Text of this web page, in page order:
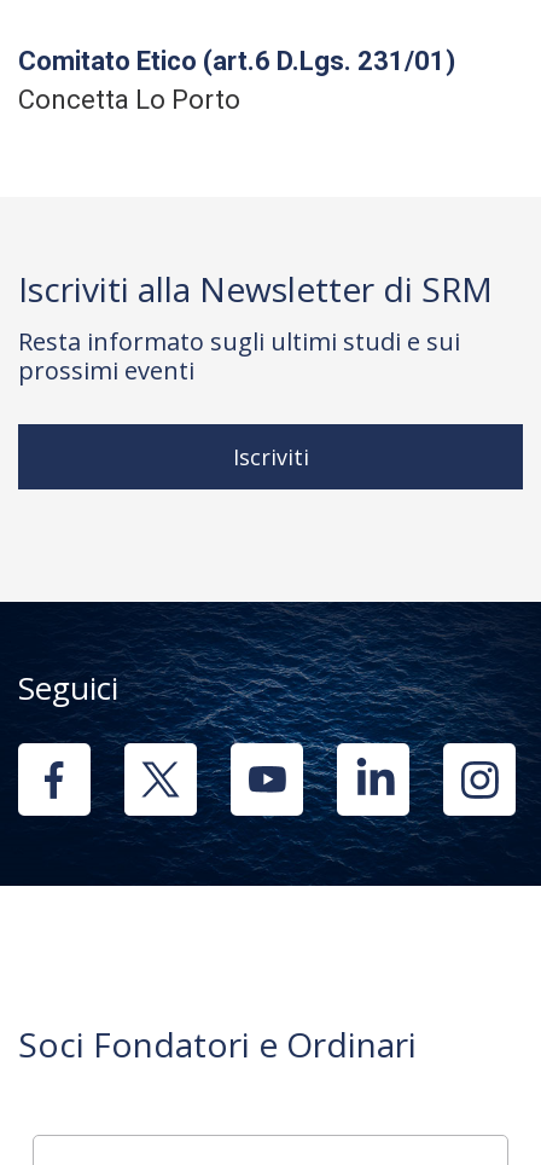
Comitato Etico (art.6 D.Lgs. 231/01)
Concetta Lo Porto
Iscriviti alla Newsletter di SRM
Resta informato sugli ultimi studi e sui
prossimi eventi
Iscriviti
Seguici
Soci Fondatori e Ordinari